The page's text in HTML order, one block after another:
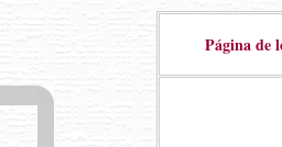
Página de